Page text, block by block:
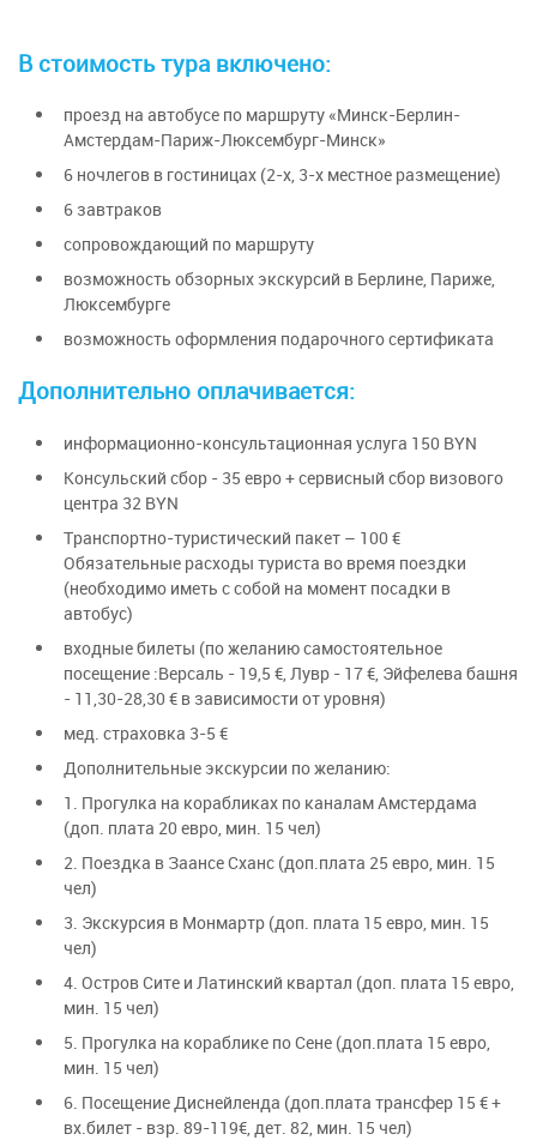
В стоимость тура включено:
проезд на автобусе по маршруту «Минск-Берлин-
Амстердам-Париж-Люксембург-Минск»
6 ночлегов в гостиницах (2-х, 3-х местное размещение)
6 завтраков
сопровождающий по маршруту
возможность обзорных экскурсий в Берлине, Париже,
Люксембурге
возможность оформления подарочного сертификата
Дополнительно оплачивается:
информационно-консультационная услуга 150 BYN
Консульский сбор - 35 евро + сервисный сбор визового
центра 32 BYN
Транспортно-туристический пакет – 100 €
Обязательные расходы туриста во время поездки
(необходимо иметь с собой на момент посадки в
автобус)
входные билеты (по желанию самостоятельное
посещение :Версаль - 19,5 €, Лувр - 17 €, Эйфелева башня
- 11,30-28,30 € в зависимости от уровня)
мед. страховка 3-5 €
Дополнительные экскурсии по желанию:
1. Прогулка на корабликах по каналам Амстердама
(доп. плата 20 евро, мин. 15 чел)
2. Поездка в Заансе Сханс (доп.плата 25 евро, мин. 15
чел)
3. Экскурсия в Монмартр (доп. плата 15 евро, мин. 15
чел)
4. Остров Сите и Латинский квартал (доп. плата 15 евро,
мин. 15 чел)
5. Прогулка на кораблике по Сене (доп.плата 15 евро,
мин. 15 чел)
6. Посещение Диснейленда (доп.плата трансфер 15 € +
вх.билет - взр. 89-119€, дет. 82, мин. 15 чел)